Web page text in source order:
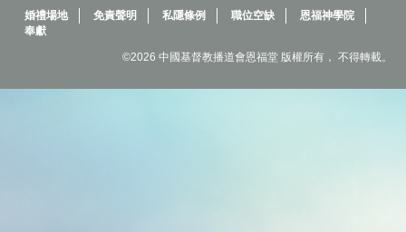
婚禮場地 免責聲明 私隱條例 職位空缺
恩福神學院
奉獻
©2026 中國基督教播道會恩福堂 版權所有， 不得轉載。